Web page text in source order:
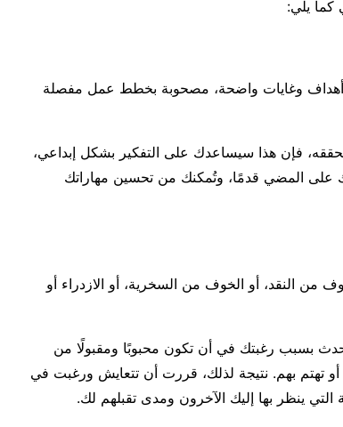
كما يلي:
أهداف وغايات واضحة، مصحوبة بخطط عمل مفصلة
فإن هذا سيساعدك على التفكير بشكل إبداعي،
على المضي قدمًا، وتُمكنك من تحسين مهاراتك
من النقد، أو الخوف من السخرية، أو الازدراء أو
بسبب رغبتك في أن تكون محبوبًا ومقبولًا من
أو تهتم بهم. نتيجة لذلك، قررت أن تتعايش ورغبت في
ينظر بها إليك الآخرون ومدى تقبلهم لك.